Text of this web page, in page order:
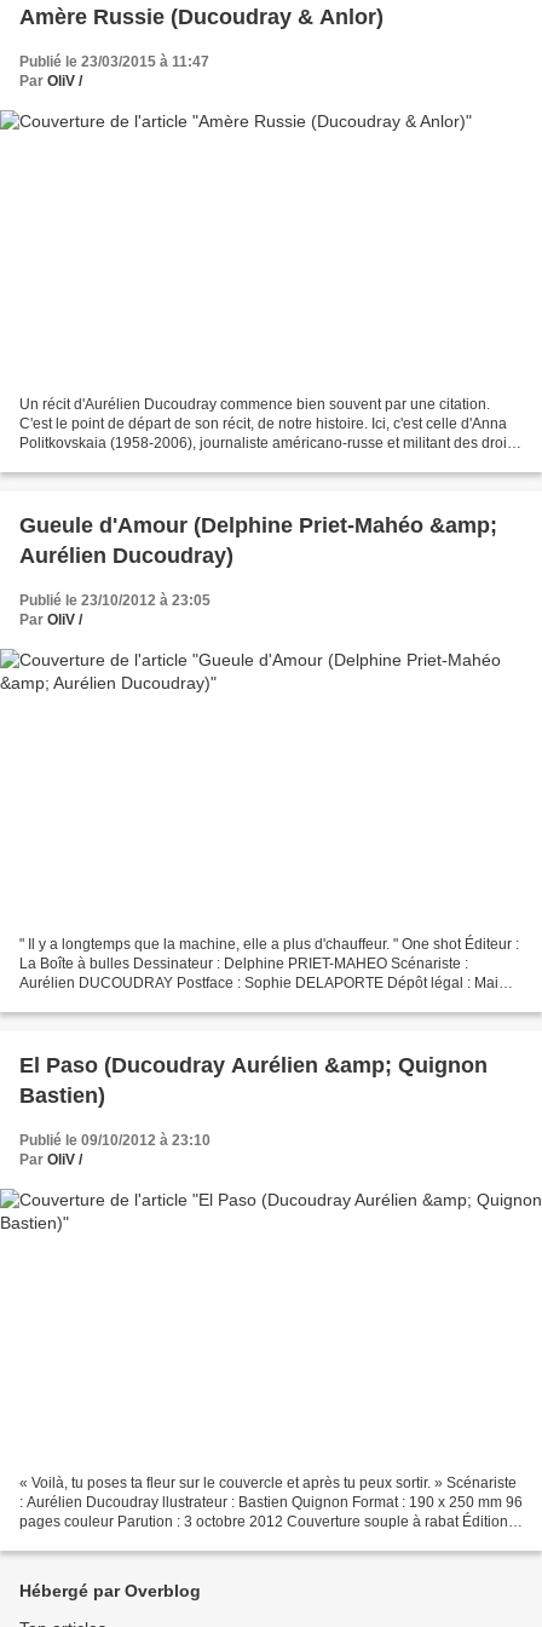
Amère Russie (Ducoudray & Anlor)
Publié le 23/03/2015 à 11:47
Par OliV /
Un récit d'Aurélien Ducoudray commence bien souvent par une citation.
C'est le point de départ de son récit, de notre histoire. Ici, c'est celle d'Anna
Politkovskaia (1958-2006), journaliste américano-russe et militant des droits
Gueule d'Amour (Delphine Priet-Mahéo &amp;
Aurélien Ducoudray)
Publié le 23/10/2012 à 23:05
Par OliV /
" Il y a longtemps que la machine, elle a plus d'chauffeur. " One shot Éditeur :
La Boîte à bulles Dessinateur : Delphine PRIET-MAHEO Scénariste :
Aurélien DUCOUDRAY Postface : Sophie DELAPORTE Dépôt légal : Mai
El Paso (Ducoudray Aurélien &amp; Quignon
Bastien)
Publié le 09/10/2012 à 23:10
Par OliV /
« Voilà, tu poses ta fleur sur le couvercle et après tu peux sortir. » Scénariste
: Aurélien Ducoudray llustrateur : Bastien Quignon Format : 190 x 250 mm 96
pages couleur Parution : 3 octobre 2012 Couverture souple à rabat Édition :
Hébergé par Overblog